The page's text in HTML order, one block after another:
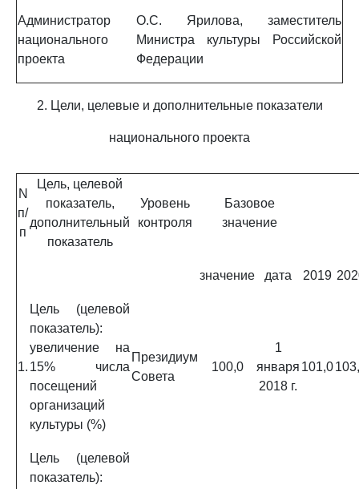
Администратор
национального
проекта
О.С. Ярилова, заместитель
Министра культуры Российской
Федерации
2. Цели, целевые и дополнительные показатели
национального проекта
N
п/
п
Цель, целевой
показатель,
дополнительный
показатель
Уровень
контроля
Базовое
значение
значение дата 2019
1.
Цель (целевой
показатель):
увеличение на
15% числа
посещений
организаций
культуры (%)
Президиум
Совета
100,0
1
января
2018 г.
101,0
Цель (целевой
показатель):